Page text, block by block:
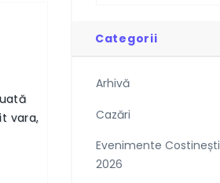
vara,
Categorii
Arhivă
Cazări
Evenimente Costinești
2026